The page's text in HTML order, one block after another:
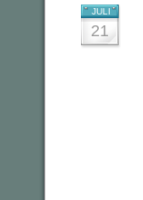
JULI
21